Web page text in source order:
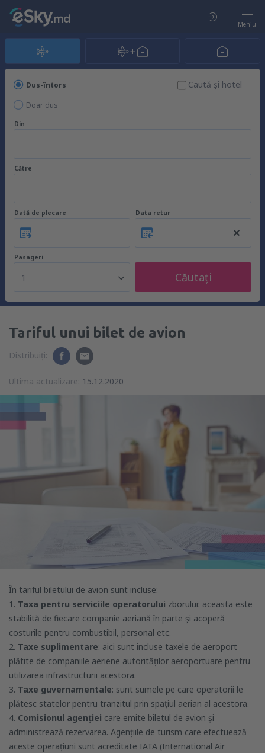
Meniu
Dus-întors
Doar dus
Caută şi hotel
Din
Către
Dată de plecare Data retur
Pasageri
1 Căutați
Tariful unui bilet de avion
Distribuiți:
Ultima actualizare: 15.12.2020
În tariful biletului de avion sunt incluse:
1. Taxa pentru serviciile operatorului zborului: aceasta este
stabilită de fiecare companie aeriană în parte și acoperă
costurile pentru combustibil, personal etc.
2. Taxe suplimentare: aici sunt incluse taxele de aeroport
plătite de companiile aeriene autorităților aeroportuare pentru
utilizarea infrastructurii acestora.
3. Taxe guvernamentale: sunt sumele pe care operatorii le
plătesc statelor pentru tranzitul prin spațiul aerian al acestora.
4. Comisionul agenției care emite biletul de avion și
administrează rezervarea. Agențiile de turism care efectuează
aceste operațiuni sunt acreditate IATA (International Air